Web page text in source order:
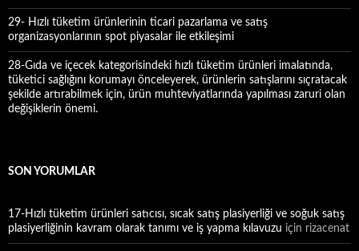
29- Hızlı tüketim ürünlerinin ticari pazarlama ve satış
organizasyonlarının spot piyasalar ile etkileşimi
28-Gıda ve içecek kategorisindeki hızlı tüketim ürünleri imalatında,
tüketici sağlığını korumayı önceleyerek, ürünlerin satışlarını sıçratacak
şekilde artırabilmek için, ürün muhteviyatlarında yapılması zaruri olan
değişiklerin önemi.
SON YORUMLAR
17-Hızlı tüketim ürünleri satıcısı, sıcak satış plasiyerliği ve soğuk satış
plasiyerliğinin kavram olarak tanımı ve iş yapma kılavuzu için rizacenat